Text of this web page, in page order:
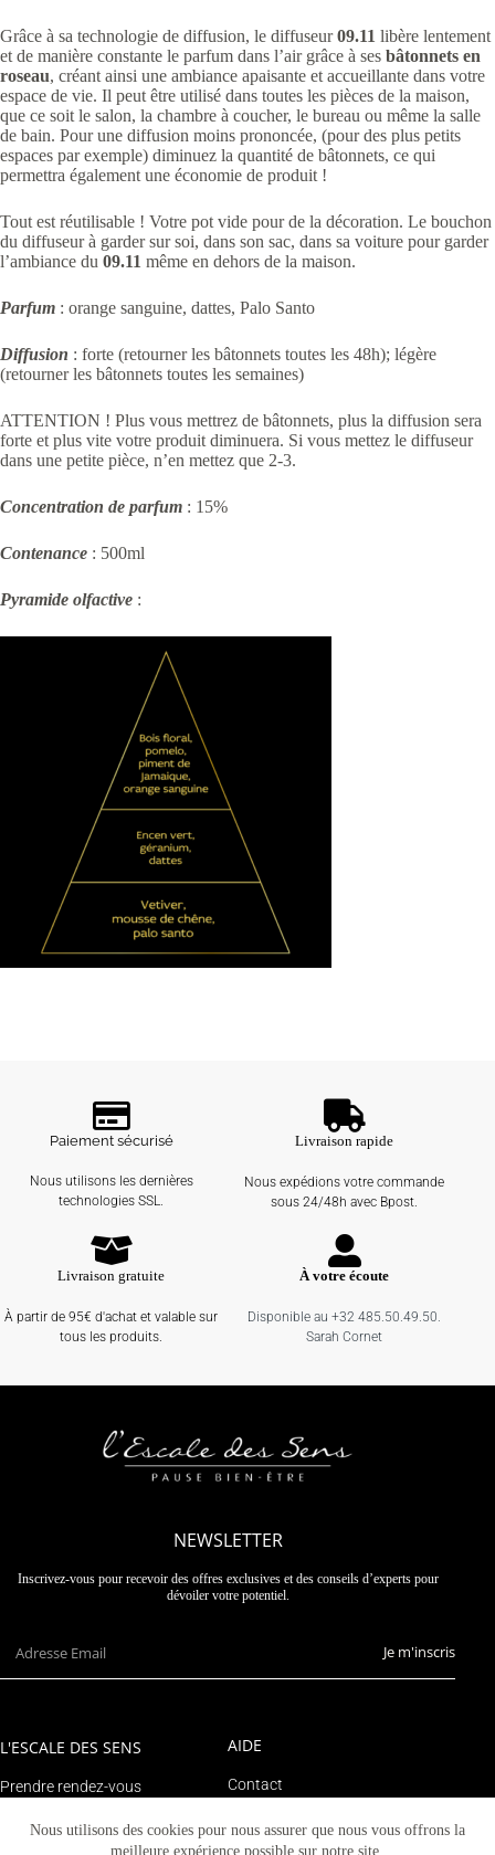
Nous utilisons des cookies pour nous assurer que nous vous offrons la
meilleure expérience possible sur notre site.
Grâce à sa technologie de diffusion, le diffuseur09.11 libère lentement
et de manière constante le parfum dans l’air grâce à ses bâtonnets en
roseau, créant ainsi une ambiance apaisante et accueillante dans votre
espace de vie. Il peut être utilisé dans toutes les pièces de la maison,
que ce soit le salon, la chambre à coucher, le bureau ou même la salle
de bain. Pour une diffusion moins prononcée, (pour des plus petits
espaces par exemple) diminuez la quantité de bâtonnets, ce qui
permettra également une économie de produit !
Tout est réutilisable ! Votre pot vide pour de la décoration. Le bouchon
du diffuseur à garder sur soi, dans son sac, dans sa voiture pour garder
l’ambiance du 09.11 même en dehors de la maison.
Parfum : orange sanguine, dattes, Palo Santo
Diffusion : forte (retourner les bâtonnets toutes les 48h); légère
(retourner les bâtonnets toutes les semaines)
ATTENTION ! Plus vous mettrez de bâtonnets, plus la diffusion sera
forte et plus vite votre produit diminuera. Si vous mettez le diffuseur
dans une petite pièce, n’en mettez que 2-3.
Concentration de parfum : 15%
Contenance : 500ml
Pyramide olfactive :
Paiement sécurisé
Nous utilisons les dernières
technologies SSL.
Livraison rapide
Nous expédions votre commande
sous 24/48h avec Bpost.
Livraison gratuite
À partir de 95€ d'achat et valable sur
tous les produits.
À votre écoute
Disponible au +32 485.50.49.50.
Sarah Cornet
NEWSLETTER
Inscrivez-vous pour recevoir des offres exclusives et des conseils d’experts pour
dévoiler votre potentiel.
Je m'inscris
L'ESCALE DES SENS
Prendre rendez-vous
Mon compte
AIDE
Contact